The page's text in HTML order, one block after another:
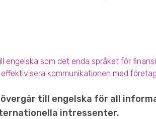
engelska som det enda språket för
kommunikationen med
övergår till engelska för all
intressenter.